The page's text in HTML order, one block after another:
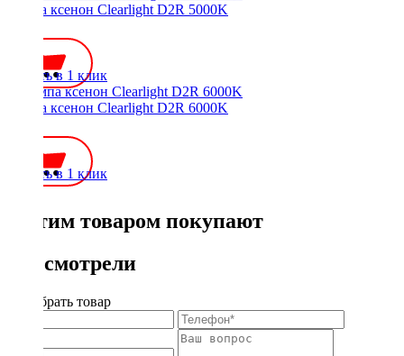
Лампа ксенон Clearlight D2R 5000K
Купить в 1 клик
Лампа ксенон Clearlight D2R 6000K
Купить в 1 клик
С этим товаром покупают
Вы смотрели
Подобрать товар